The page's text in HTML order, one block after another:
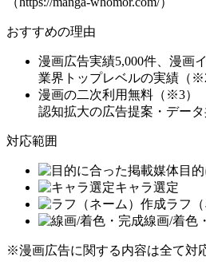
おすすめの理由
漫画広告実績5,000件、漫画
業界トップレベルの実績（
漫画の二次利用無料（※3）
認知拡大の広告提案・デー
対応範囲
目
キャラ選定
ラフ
線画/着色
※漫画広告に関する内容は全て対